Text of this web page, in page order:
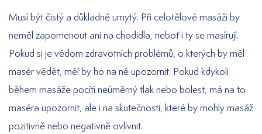
Musí být čistý a důkladně umytý. Při celotělové masáži by
neměl zapomenout ani na chodidla, neboť i ty se masírují.
Pokud si je vědom zdravotních problémů, o kterých by měl
masér vědět, měl by ho na ně upozornit. Pokud kdykoli
během masáže pocítí neúměrný tlak nebo bolest, má na to
maséra upozornit, ale i na skutečnosti, které by mohly masáž
pozitivně nebo negativně ovlivnit.